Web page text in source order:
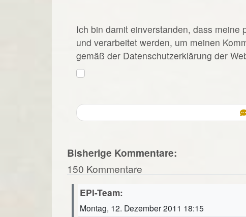
Ich bin damit einverstanden, dass meine
und verarbeitet werden, um meinen
gemäß der Datenschutzerklärung der
Bisherige Kommentare:
150 Kommentare
EPI-Team:
Montag, 12. Dezember 2011 18:15